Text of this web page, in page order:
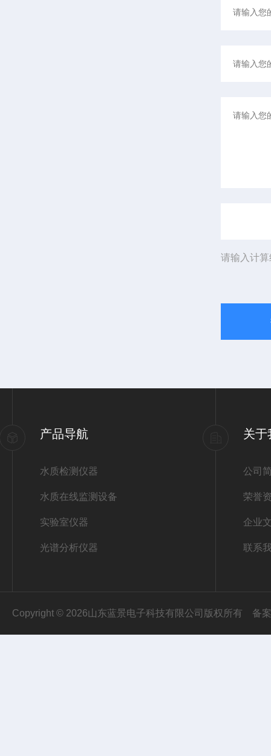
请输入计
产品导航
水质检测仪器
水质在线监测设备
实验室仪器
光谱分析仪器
关于
公司
荣誉
企业
联系
Copyright © 2026山东蓝景电子科技有限公司版权所有 备